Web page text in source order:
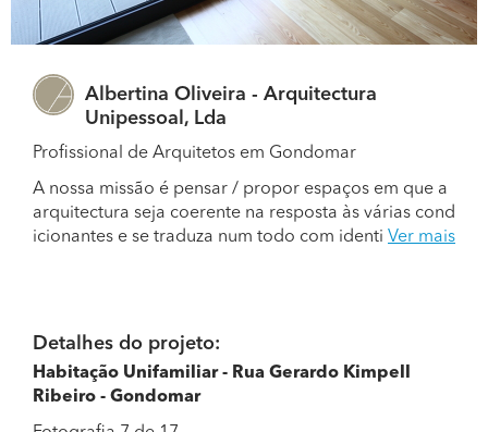
Albertina Oliveira - Arquitectura
Unipessoal, Lda
Profissional de Arquitetos em Gondomar
A nossa missão é pensar / propor espaços em que a
arquitectura seja coerente na resposta às várias cond
icionantes e se traduza num todo com identi Ver mais
Detalhes do projeto:
Habitação Unifamiliar - Rua Gerardo Kimpell
Ribeiro - Gondomar